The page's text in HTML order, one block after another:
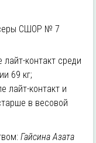
СШОР № 7
лайт-контакт среди
69 кг;
лайт-контакт и
в весовой
Гайсина Азата